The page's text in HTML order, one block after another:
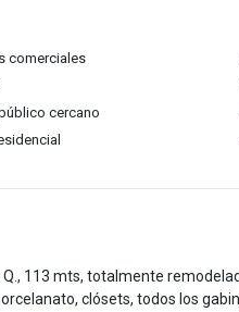
comerciales
cercano
113 mts, totalmente
clósets, todos los